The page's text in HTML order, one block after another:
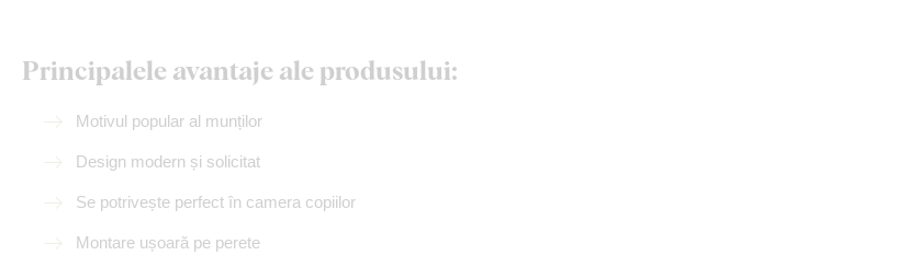
Principalele avantaje ale produsului:
Motivul popular al munților
Design modern și solicitat
Se potrivește perfect în camera copiilor
Montare ușoară pe perete